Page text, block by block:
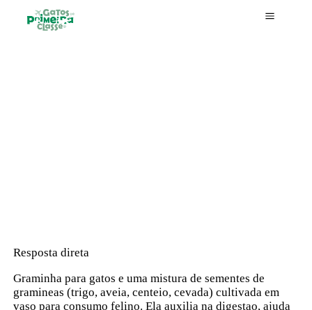
Resposta direta
Graminha para gatos e uma mistura de sementes de
gramineas (trigo, aveia, centeio, cevada) cultivada em
vaso para consumo felino. Ela auxilia na digestao, ajuda